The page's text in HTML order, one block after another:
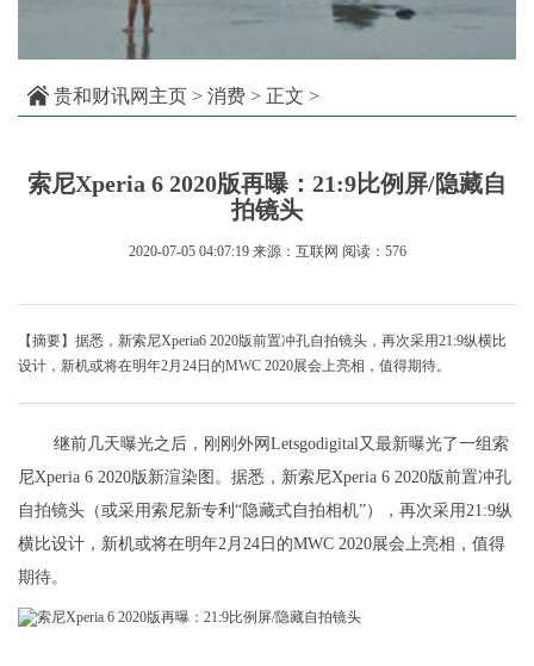
贵和财讯网主页 > 消费 > 正文 >
索尼Xperia 6 2020版再曝：21:9比例屏/隐藏自
拍镜头
2020-07-05 04:07:19 来源：互联网 阅读：576
【摘要】据悉，新索尼Xperia6 2020版前置冲孔自拍镜头，再次采用21:9纵横比
设计，新机或将在明年2月24日的MWC 2020展会上亮相，值得期待。
继前几天曝光之后，刚刚外网Letsgodigital又最新曝光了一组索
尼Xperia 6 2020版新渲染图。据悉，新索尼Xperia 6 2020版前置冲孔
自拍镜头（或采用索尼新专利“隐藏式自拍相机”），再次采用21:9纵
横比设计，新机或将在明年2月24日的MWC 2020展会上亮相，值得
期待。